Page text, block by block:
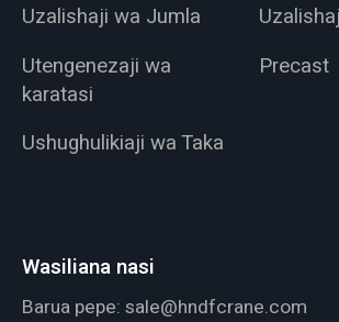
Uzalishaji wa Jumla
Utengenezaji wa
karatasi
Precast
Ushughulikiaji wa Taka
Wasiliana nasi
Barua pepe: sale@hndfcrane.com